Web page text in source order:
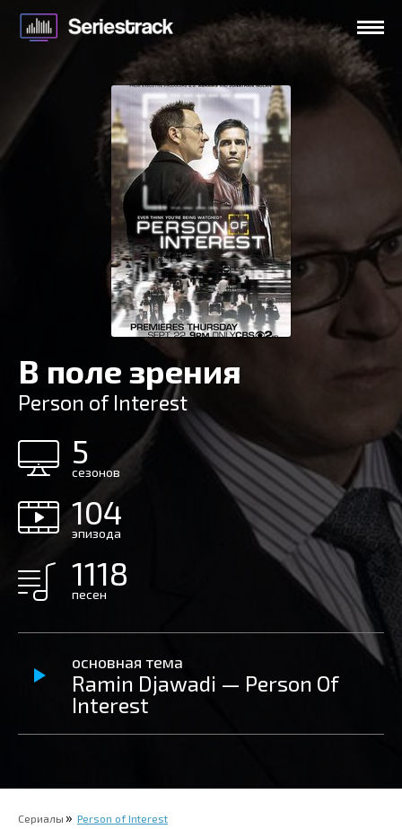
В поле зрения
Person of Interest
5
сезонов
104
эпизода
1118
песен
основная тема
Ramin Djawadi — Person Of
Interest
Сериалы Person of Interest